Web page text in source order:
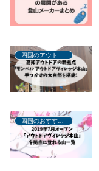
四国のおすすめ登山コース